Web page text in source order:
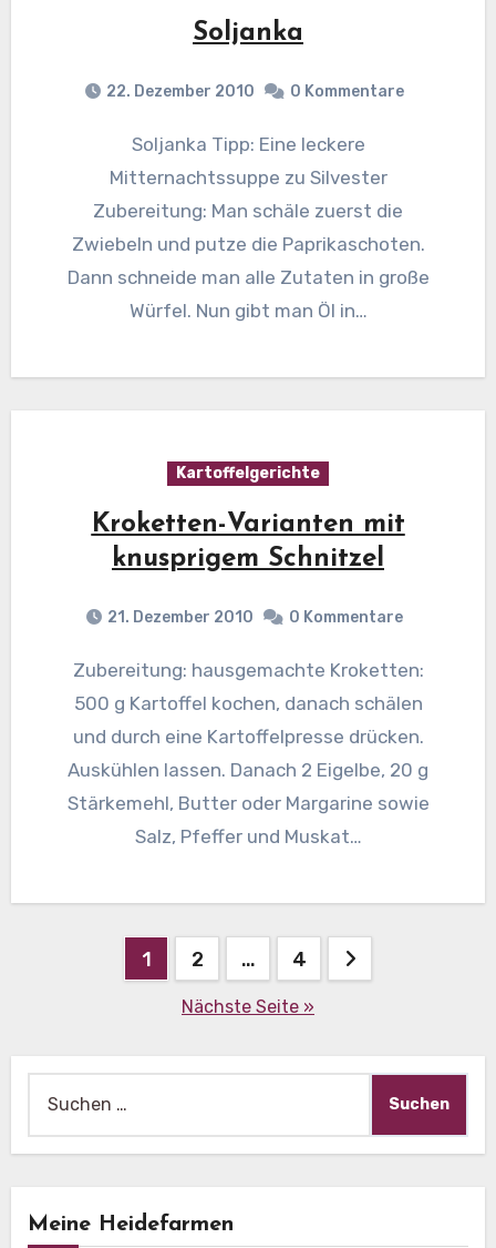
Soljanka
22. Dezember 2010 0 Kommentare
Soljanka Tipp: Eine leckere
Mitternachtssuppe zu Silvester
Zubereitung: Man schäle zuerst die
Zwiebeln und putze die Paprikaschoten.
Dann schneide man alle Zutaten in große
Würfel. Nun gibt man Öl in…
Kartoffelgerichte
Kroketten-Varianten mit
knusprigem Schnitzel
21. Dezember 2010 0 Kommentare
Zubereitung: hausgemachte Kroketten:
500 g Kartoffel kochen, danach schälen
und durch eine Kartoffelpresse drücken.
Auskühlen lassen. Danach 2 Eigelbe, 20 g
Stärkemehl, Butter oder Margarine sowie
Salz, Pfeffer und Muskat…
Beitragsnavigation
1 2 … 4
Nächste Seite »
nach:
Meine Heidefarmen